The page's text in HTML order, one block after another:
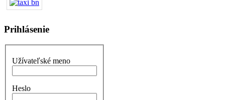
Prihlásenie
Užívateľské meno
Heslo